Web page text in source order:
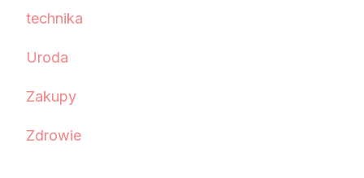
technika
Uroda
Zakupy
Zdrowie